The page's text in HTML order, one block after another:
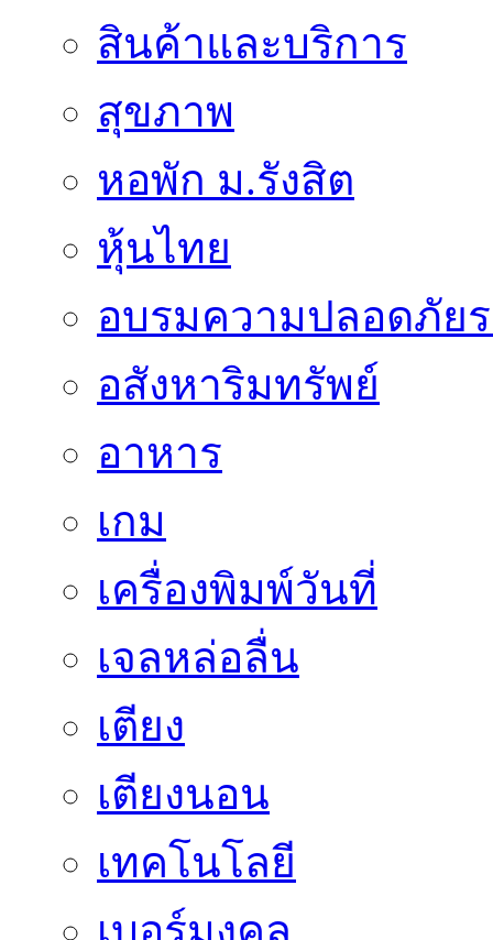
สินค้าและบริการ
สุขภาพ
หอพัก ม.รังสิต
หุ้นไทย
อบรมความปลอดภัย
อสังหาริมทรัพย์
อาหาร
เกม
เครื่องพิมพ์วันที่
เจลหล่อลื่น
เตียง
เตียงนอน
เทคโนโลยี
เบอร์มงคล